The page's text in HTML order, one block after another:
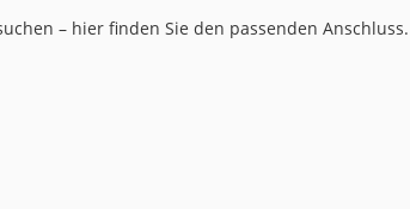
– hier finden Sie den passenden